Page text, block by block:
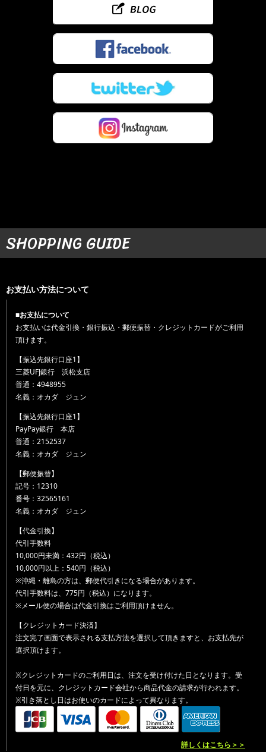
SHOPPING GUIDE
お支払い方法について
■お支払について
お支払いは代金引換・銀行振込・郵便振替・クレジットカードがご利用
頂けます。
【振込先銀行口座1】
三菱UFJ銀行 浜松支店
普通：4948955
名義：オカダ ジュン
【振込先銀行口座1】
PayPay銀行 本店
普通：2152537
名義：オカダ ジュン
【郵便振替】
記号：12310
番号：32565161
名義：オカダ ジュン
【代金引換】
代引手数料
10,000円未満：432円（税込）
10,000円以上：540円（税込）
※沖縄・離島の方は、郵便代引きになる場合があります。
代引手数料は、775円（税込）になります。
※メール便の場合は代金引換はご利用頂けません。
【クレジットカード決済】
注文完了画面で表示される支払方法を選択して頂きますと、お支払先が
選択頂けます。
※クレジットカードのご利用日は、注文を受け付けた日となります。受
付日を元に、クレジットカード会社から商品代金の請求が行われます。
※引き落とし日はお使いのカードによって異なります。
詳しくはこちら＞＞